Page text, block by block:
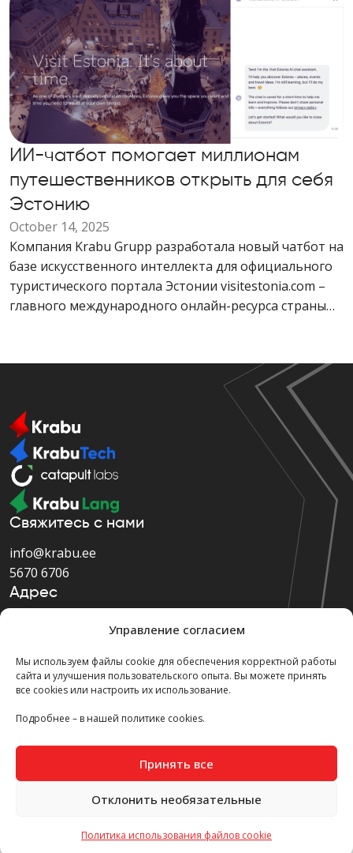
Управление согласием
Мы используем файлы cookie для обеспечения корректной работы
сайта и улучшения пользовательского опыта. Вы можете принять
все cookies или настроить их использование.
Подробнее – в нашей политике cookies.
Принять все
Отклонить необязательные
Политика использования файлов cookie
ИИ-чатбот помогает миллионам
путешественников открыть для себя
Эстонию
October 14, 2025
Компания Krabu Grupp разработала новый чатбот на
базе искусственного интеллекта для официального
туристического портала Эстонии visitestonia.com –
главного международного онлайн-ресурса страны
Свяжитесь с нами
info@krabu.ee
5670 6706
Адрес
Järvevana tee 9, Tallinn,
Harju maakond, 11314
2026. All Rights Reserved. Krabu Tech